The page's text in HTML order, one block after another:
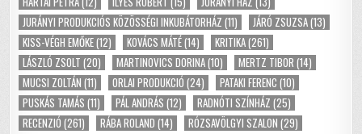
JURÁNYI PRODUKCIÓS KÖZÖSSÉGI INKUBÁTORHÁZ (11) JÁRÓ ZSUZSA(13)
KISS-VÉGH EMŐKE(12) KOVÁCS MÁTÉ(14) KRITIKA(261)
LÁSZLÓ ZSOLT (20) MARTINOVICS DORINA(10) MERTZ TIBOR (14)
MUCSI ZOLTÁN (11) ORLAI PRODUKCIÓ (24) PATAKI FERENC (10)
PUSKÁS TAMÁS (11) PÁL ANDRÁS (12) RADNÓTI SZÍNHÁZ (25)
RECENZIÓ (261) RÁBA ROLAND (14) RÓZSAVÖLGYI SZALON (29)